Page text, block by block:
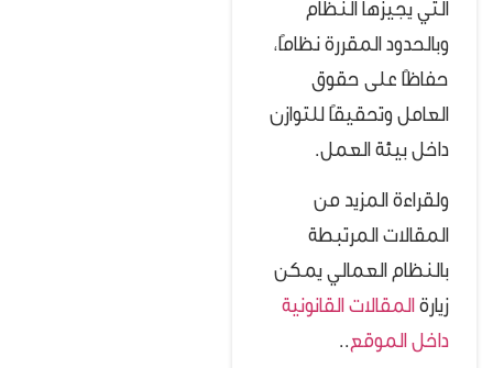
التي يجيزها النظام
وبالحدود المقررة نظامًا،
حفاظًا على حقوق
العامل وتحقيقًا للتوازن
داخل بيئة العمل.
ولقراءة المزيد من
المقالات المرتبطة
بالنظام العمالي يمكن
زيارة المقالات القانونية
داخل الموقع..